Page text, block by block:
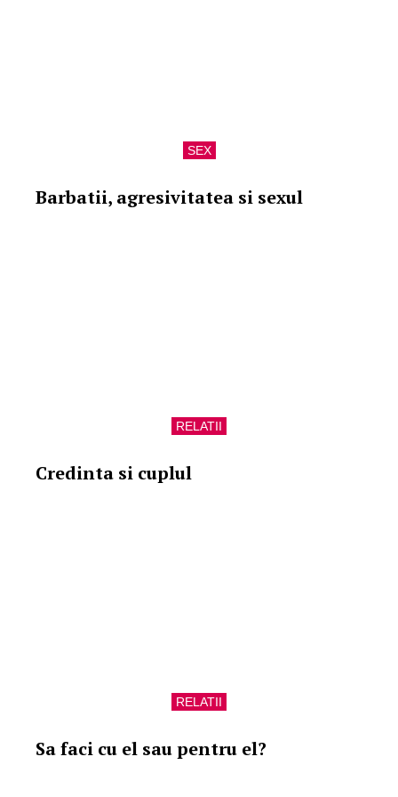
SEX
Barbatii, agresivitatea si sexul
RELATII
Credinta si cuplul
RELATII
Sa faci cu el sau pentru el?